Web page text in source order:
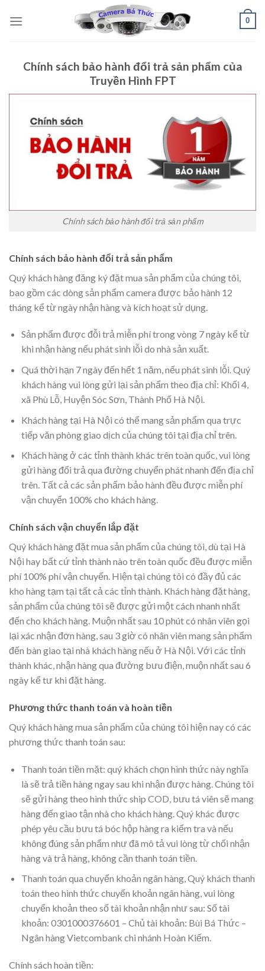
0
Chính sách bảo hành đổi trả sản phẩm của
Truyền Hình FPT
Chính sách bảo hành đổi trả sản phẩm
Chính sách bảo hành đổi trả sản phẩm
Quý khách hàng đăng ký đặt mua sản phẩm của chúng tôi,
bao gồm các dòng sản phẩm camera được bảo hành 12
tháng kể từ ngày nhận hàng và kích hoạt sử dụng.
Sản phẩm được đỗi trả miễn phí trong vòng 7 ngày kể từ
khi nhận hàng nếu phát sinh lỗi do nhà sản xuất.
Quá thời hạn 7 ngày đến hết 1 năm, nếu phát sinh lỗi. Quý
khách hàng vui lòng gửi lại sản phẩm theo địa chỉ: Khối 4,
xã Phù Lỗ, Huyện Sóc Sơn, Thành Phố Hà Nội.
Khách hàng tại Hà Nội có thể mang sản phẩm qua trực
tiếp văn phòng giao dịch của chúng tôi tại địa chỉ trên.
Khách hàng ở các tỉnh thành khác trên toàn quốc, vui lòng
gửi hàng đổi trả qua đường chuyển phát nhanh đến địa chỉ
trên. Tất cả các sản phẩm bảo hành đều được miễn phí
vận chuyển 100% cho khách hàng.
Chính sách vận chuyển lắp đặt
Quý khách hàng đặt mua sản phẩm của chúng tôi, dù tại Hà
Nội hay bất cứ tỉnh thành nào trên toàn quốc đều được miễn
phí 100% phí vận chuyển. Hiện tại chúng tôi có đầy đủ các
kho hàng tạm tại tất cả các tỉnh thành. Khách hàng đặt hàng,
sản phẩm của chúng tôi sẽ được gửi một cách nhanh nhất
đến cho khách hàng. Muộn nhất sau 10 phút có nhân viên gọi
lại xác nhận đơn hàng, sau 3 giờ có nhân viên mang sản phẩm
đến bàn giao tại nhà khách hàng nếu ở Hà Nội. Với các tỉnh
thành khác, nhận hàng qua đường bưu điện, muộn nhất sau 6
ngày kể tư khi đặt hàng.
Phương thức thanh toán và hoàn tiền
Quý khách hàng mua sản phẩm của chúng tôi hiện nay có các
phương thức thanh toán sau:
Thanh toán tiền mặt: quý khách chọn hình thức này nghĩa
là sẽ trả tiền hàng ngay sau khi nhận được hàng. Chúng tôi
sẽ gửi hàng theo hình thức ship COD, bưu tá viên sẽ mang
hàng đến giao tận nhà cho khách hàng. Quý khác được
phép yêu cầu bưu tá bóc hộp hàng ra kiểm tra và nếu
không đúng sản phẩm như đã mô tả vui lòng từ chối nhận
hàng và trả hàng, không cần thanh toán tiền.
Thanh toán qua chuyển khoản ngân hàng, Quý khách thanh
toán theo hình thức chuyển khoản ngân hàng, vui lòng
chuyển khoản theo số tài khoản nhận như sau: Số tài
khoản: 0301000376601 – Chủ tài khoản: Bùi Bá Thức –
Ngân hàng Vietcombank chi nhánh Hoàn Kiếm.
Chính sách hoàn tiền: